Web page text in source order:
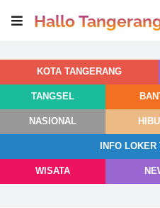
Hallo
KOTA TANGERANG
TANGSEL
NASIONAL
INFO
WISATA